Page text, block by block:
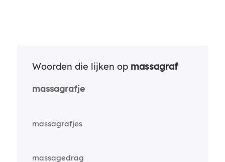
Woorden die lijken op massagraf
massagrafje
massagrafjes
massagedrag